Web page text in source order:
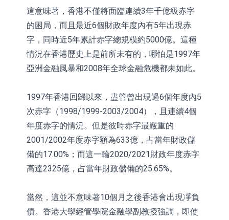
這意味著，香港不僅將面臨連續3年千億級赤字
的困局，而且最近6個財政年度內有5年出現赤
字，同時近5年累計赤字總規模約5000億。這種
情況在香港歷史上是前所未有的，哪怕是1997年
亞洲金融風暴和2008年全球金融危機都未如此。
1997年香港回歸以來，盡管曾出現過6個年度內5
次赤字（1998/1999-2003/2004），且連續4個
年度赤字的情況。但是彼時赤字最嚴重的
2001/2002年度赤字額為633億，占當年財政儲
備的17.00%；而這一輪2020/2021財政年度赤字
高達2325億，占當年財政儲備的25.65%。
當然，這並不意味著10個月之後香港會出現凈負
債。香港大學經管學院金融學副教授強調，即使